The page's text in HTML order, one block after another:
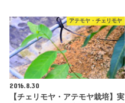
アテモヤ・チェリモヤ
2016.8.30
【チェリモヤ・アテモヤ栽培】実